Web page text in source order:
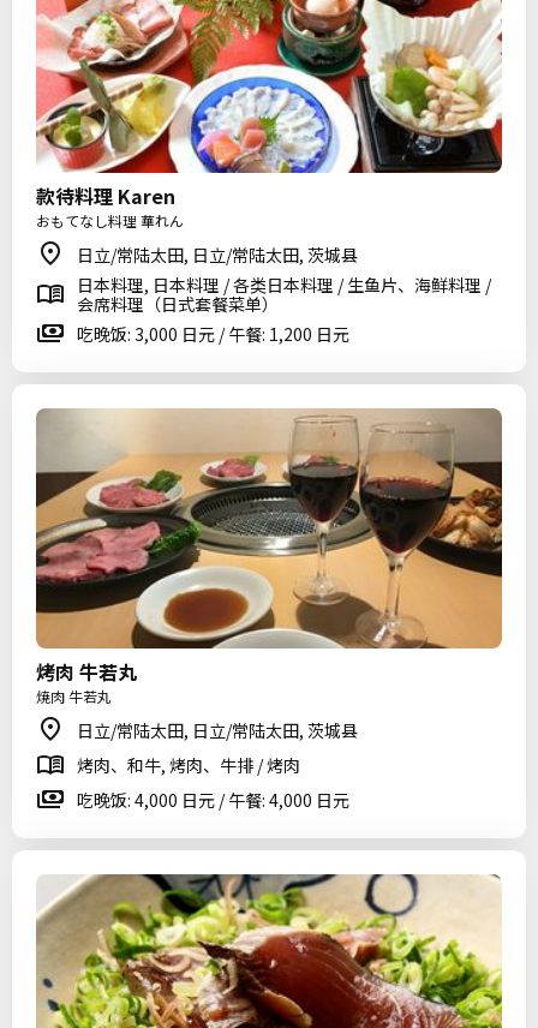
款待料理 Karen
おもてなし料理 華れん
日立/常陆太田, 日立/常陆太田, 茨城县
日本料理, 日本料理 / 各类日本料理 / 生鱼片、海鲜料理 /
会席料理（日式套餐菜单）
吃晚饭: 3,000 日元 / 午餐: 1,200 日元
烤肉 牛若丸
焼肉 牛若丸
日立/常陆太田, 日立/常陆太田, 茨城县
烤肉、和牛, 烤肉、牛排 / 烤肉
吃晚饭: 4,000 日元 / 午餐: 4,000 日元